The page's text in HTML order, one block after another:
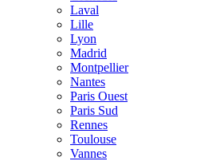
Laval
Lille
Lyon
Madrid
Montpellier
Nantes
Paris Ouest
Paris Sud
Rennes
Toulouse
Vannes